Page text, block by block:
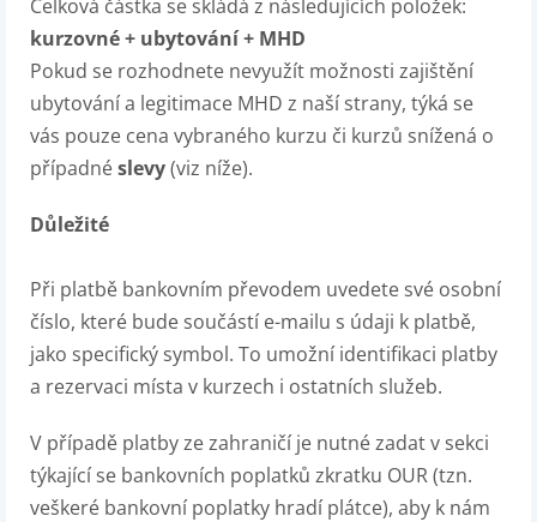
Celková částka se skládá z následujících položek:
kurzovné + ubytování + MHD
Pokud se rozhodnete nevyužít možnosti zajištění
ubytování a legitimace MHD z naší strany, týká se
vás pouze cena vybraného kurzu či kurzů snížená o
případnéslevy(viz níže).
Důležité
Při platbě bankovním převodem uvedete své osobní
číslo, které bude součástí e-mailu s údaji k platbě,
jako specifický symbol. To umožní identifikaci platby
a rezervaci místa v kurzech i ostatních služeb.
V případě platby ze zahraničí je nutné zadat v sekci
týkající se bankovních poplatků zkratku OUR (tzn.
veškeré bankovní poplatky hradí plátce), aby k nám